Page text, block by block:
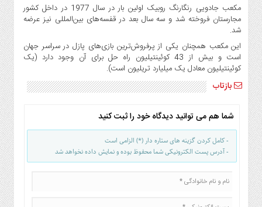
روز
گوناگون
مکعب جادویی رنگارنگ روبیک اولین بار در سال 1977 در داخل کشور
مجارستان فروخته شد و سه سال بعد در قفسه‌های بین‌المللی نیز عرضه
شد.
این مکعب همچنان یکی از پرفروش‌ترین بازی‌های پازل در سراسر جهان
است و بیش از 43 کوئینتیلیون راه حل برای آن وجود دارد (یک
کوئینتیلیون معادل یک میلیارد تریلیون است).
بازتاب
شما هم می توانید دیدگاه خود را ثبت کنید
- کامل کردن گزینه های ستاره دار (*) الزامی است
- آدرس پست الکترونیکی شما محفوظ بوده و نمایش داده نخواهد شد